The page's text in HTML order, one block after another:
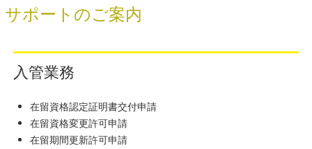
サポートのご案内
入管業務
在留資格認定証明書交付申請
在留資格変更許可申請
在留期間更新許可申請